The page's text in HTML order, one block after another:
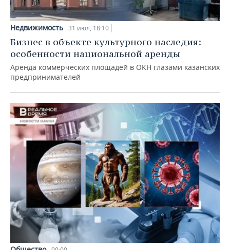
Недвижимость 31 июл, 18:10
Бизнес в объекте культурного наследия:
особенности национальной аренды
Аренда коммерческих площадей в ОКН глазами казанских
предпринимателей